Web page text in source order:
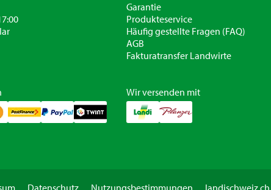
Garantie
Produkteservice
Häufig gestellte Fragen (FAQ)
AGB
Fakturatransfer Landwirte
Wir versenden mit